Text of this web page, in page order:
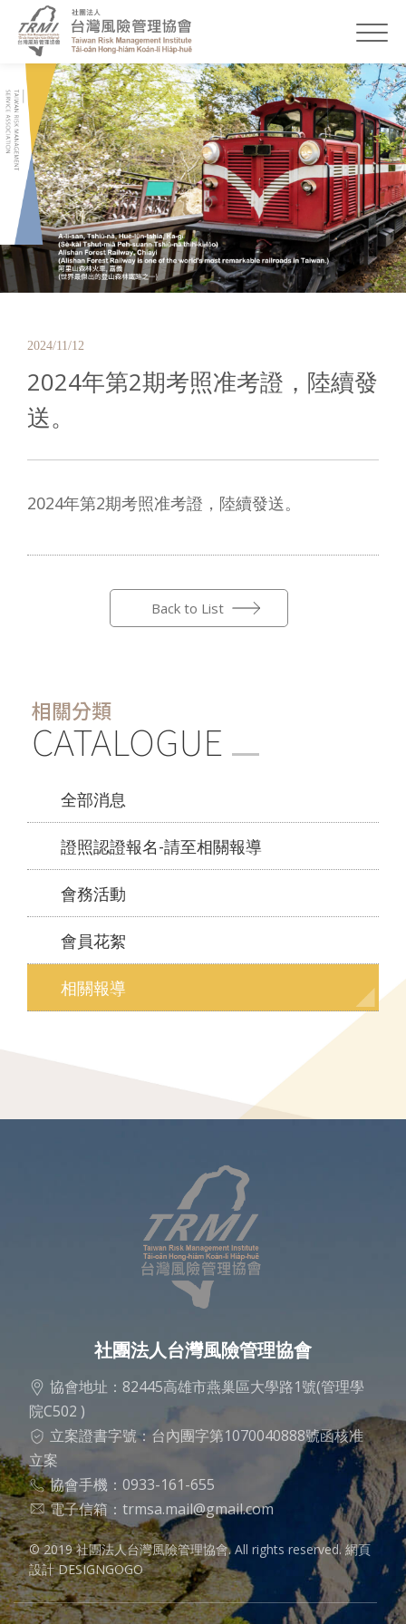
2024/11/12
2024年第2期考照准考證，陸續發
送。
2024年第2期考照准考證，陸續發送。
Back to List
相關分類
CATALOGUE
全部消息
證照認證報名-請至相關報導
會務活動
會員花絮
相關報導
社團法人台灣風險管理協會
協會地址：82445高雄市燕巢區大學路1號(管理學
院C502 )
立案證書字號：台內團字第1070040888號函核准
立案
協會手機：0933-161-655
電子信箱： trmsa.mail@gmail.com
© 2019 社團法人台灣風險管理協會. All rights reserved. 網頁
設計 DESIGNGOGO